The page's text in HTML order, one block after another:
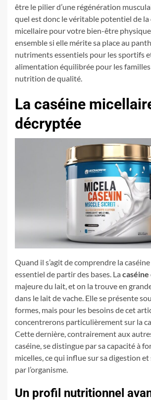
être le pilier d’une régénération
quel est donc le véritable potentiel de la
micellaire pour votre bien-être
ensemble si elle mérite sa place au
nutriments essentiels pour les sportifs
alimentation équilibrée pour les
nutrition de qualité.
La caséine
décryptée
Quand il s’agit de comprendre la
essentiel de partir des bases. La caséine
majeure du lait, et on la trouve en
dans le lait de vache. Elle se présente
formes, mais pour les besoins de cet
concentrerons particulièrement sur la
Cette dernière, contrairement aux
caséine, se distingue par sa capacité à
micelles, ce qui influe sur sa digestion
par l’organisme.
Un profil nutritionnel